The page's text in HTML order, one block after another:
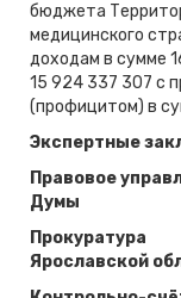
бюджета
медицинского
доходам в сумме
15 924 337 307 с
(профицитом) в
Экспертные
Правовое
Думы
Прокуратура
Ярославской